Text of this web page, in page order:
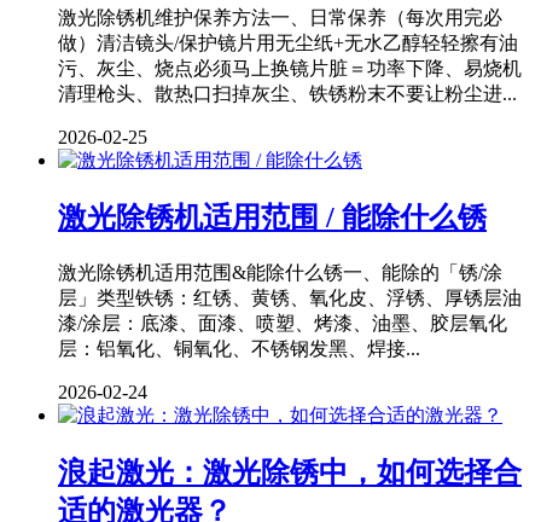
激光除锈机维护保养方法一、日常保养（每次用完必
做）清洁镜头/保护镜片用无尘纸+无水乙醇轻轻擦有油
污、灰尘、烧点必须马上换镜片脏＝功率下降、易烧机
清理枪头、散热口扫掉灰尘、铁锈粉末不要让粉尘进...
2026-02-25
激光除锈机适用范围 / 能除什么锈
激光除锈机适用范围&能除什么锈一、能除的「锈/涂
层」类型铁锈：红锈、黄锈、氧化皮、浮锈、厚锈层油
漆/涂层：底漆、面漆、喷塑、烤漆、油墨、胶层氧化
层：铝氧化、铜氧化、不锈钢发黑、焊接...
2026-02-24
浪起激光：激光除锈中，如何选择合
适的激光器？